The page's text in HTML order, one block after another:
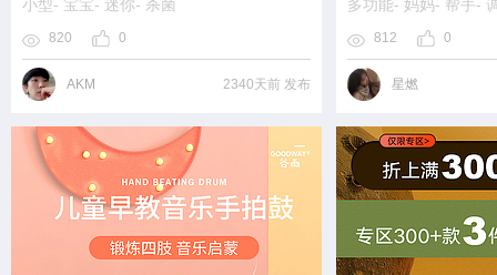
小型- 宝宝- 迷你- 杀菌
820 0
AKM 2340天前 发布
多功能- 妈妈- 帮手-
812 0
星燃